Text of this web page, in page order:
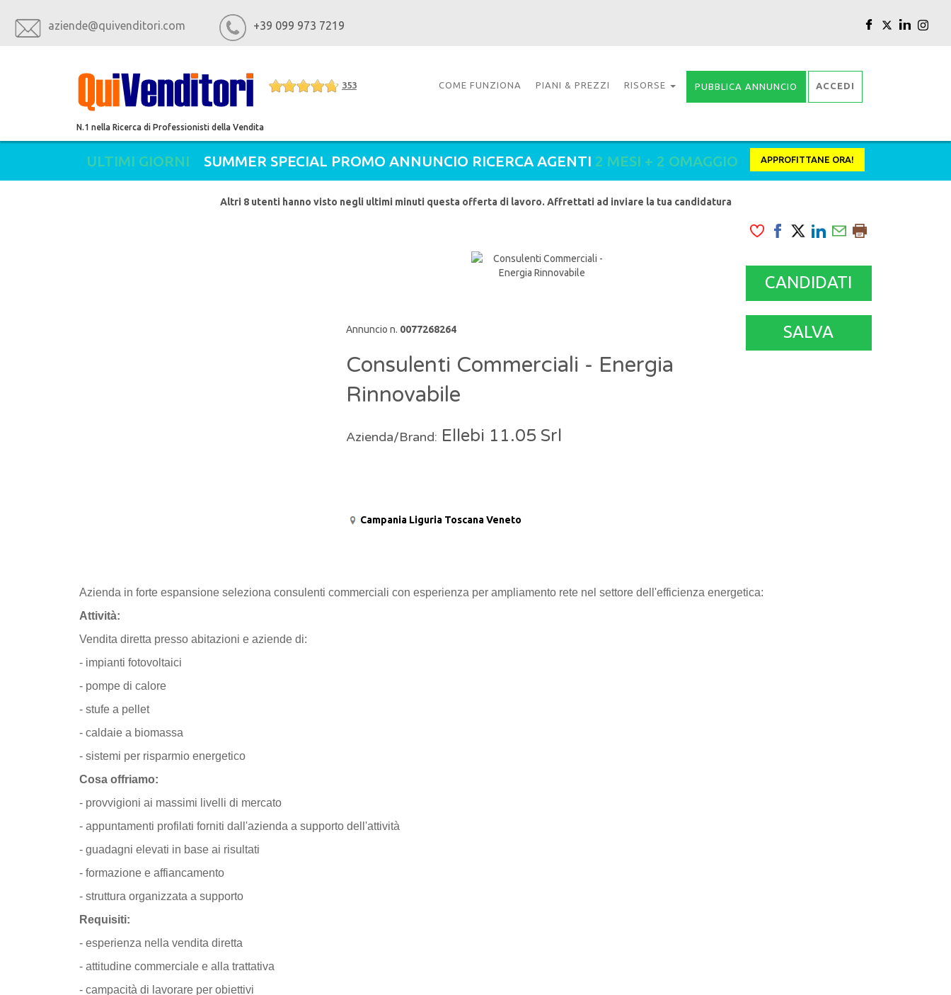
aziende@quivenditori.com +39 099 973 7219
353
N.1 nella Ricerca di Professionisti della Vendita
COME FUNZIONA PIANI & PREZZI RISORSE PUBBLICA ANNUNCIO ACCEDI
ULTIMI GIORNI SUMMER SPECIAL PROMO ANNUNCIO RICERCA AGENTI 2 MESI + 2 OMAGGIO APPROFITTANE ORA!
Altri 8 utenti hanno visto negli ultimi minuti questa offerta di lavoro. Affrettati ad inviare la tua candidatura
Annuncio n. 0077268264
Consulenti Commerciali - Energia
Rinnovabile
Azienda/Brand: Ellebi 11.05 Srl
Campania Liguria Toscana Veneto
CANDIDATI
SALVA
Azienda in forte espansione seleziona consulenti commerciali con esperienza per ampliamento rete nel settore dell'efficienza energetica:
Attività:
Vendita diretta presso abitazioni e aziende di:
- impianti fotovoltaici
- pompe di calore
- stufe a pellet
- caldaie a biomassa
- sistemi per risparmio energetico
Cosa offriamo:
- provvigioni ai massimi livelli di mercato
- appuntamenti profilati forniti dall'azienda a supporto dell'attività
- guadagni elevati in base ai risultati
- formazione e affiancamento
- struttura organizzata a supporto
Requisiti:
- esperienza nella vendita diretta
- attitudine commerciale e alla trattativa
- campacità di lavorare per obiettivi